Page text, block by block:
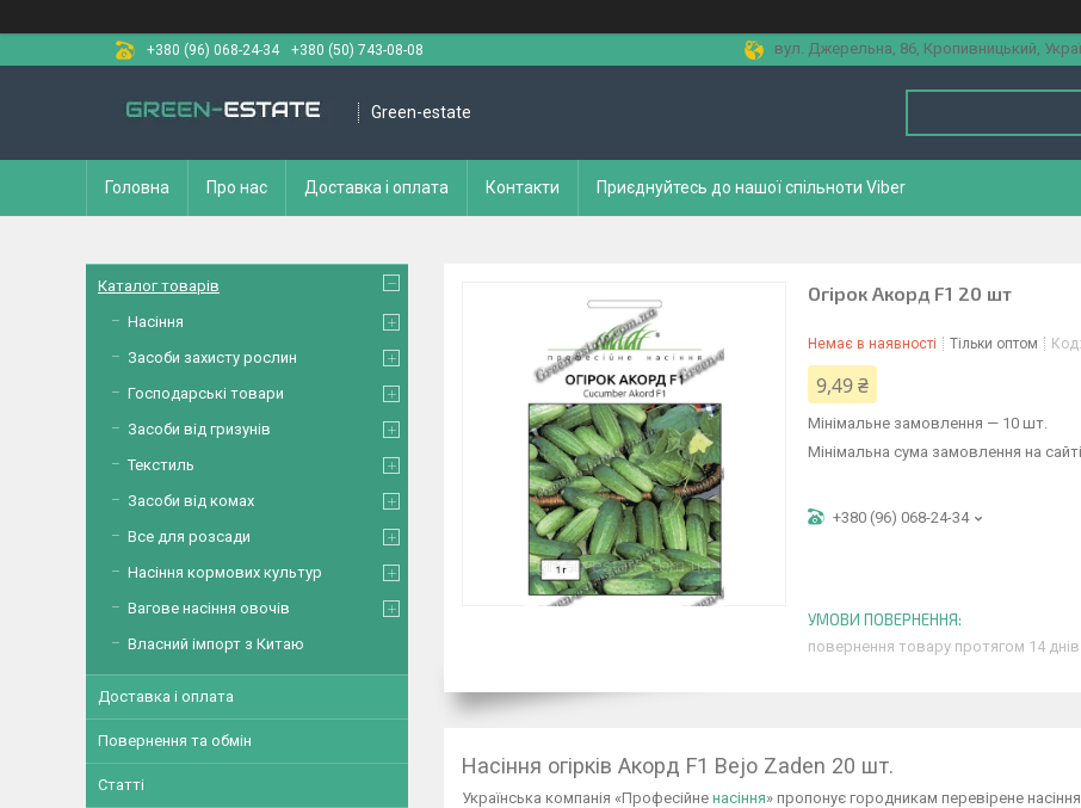
+380 (96) 068-24-34
+380 (50) 743-08-08 вул. Джерельна, 86, Кропивницький,
Green-estate
Головна Про нас Доставка і оплата Контакти Приєднуйтесь до нашої спільноти Viber
Огірок Акорд F1 20 шт
Немає в наявності Тільки оптом Код:
9,49 ₴
Мінімальне замовлення — 10 шт.
Мінімальна сума замовлення на
+380 (96) 068-24-34
повернення товару протягом 14 днів
Насіння огірків Акорд F1 Bejo Zaden 20 шт.
Українська компанія «Професійне насіння» пропонує городникам перевірене
Каталог товарів
Насіння
Засоби захисту рослин
Господарські товари
Засоби від гризунів
Текстиль
Засоби від комах
Все для розсади
Насіння кормових культур
Вагове насіння овочів
Власний імпорт з Китаю
Доставка і оплата
Повернення та обмін
Статті